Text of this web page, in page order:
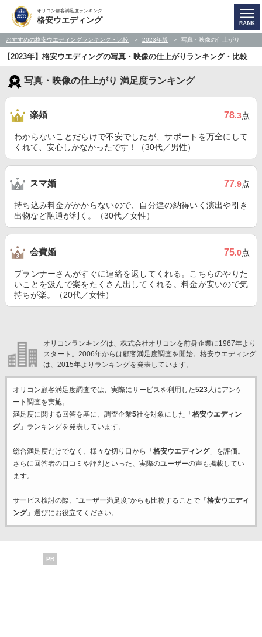
オリコン顧客満足度ランキング
格安ウエディング
おすすめの格安ウエディングランキング・比較 2023年版 写真・映像の仕上がり
【2023年】格安ウエディングの写真・映像の仕上がりランキング・比較
写真・映像の仕上がり 満足度ランキング
楽婚 78.3点
わからないことだらけで不安でしたが、サポートを万全にして
くれて、安心しかなかったです！（30代／男性）
スマ婚 77.9点
持ち込み料金がかからないので、自分達の納得いく演出や引き
出物など融通が利く。（30代／女性）
会費婚 75.0点
プランナーさんがすぐに連絡を返してくれる。こちらのやりた
いことを汲んで案をたくさん出してくれる。料金が安いので気
持ちが楽。（20代／女性）
オリコンランキングは、株式会社オリコンを前身企業に1967年より
スタート。2006年からは顧客満足度調査を開始。格安ウエディング
は、2015年よりランキングを発表しています。
オリコン顧客満足度調査では、実際にサービスを利用した523人にアンケ
ート調査を実施。
満足度に関する回答を基に、調査企業5社を対象にした「 格安ウエディン
グ」ランキングを発表しています。
総合満足度だけでなく、様々な切り口から「 格安ウエディング」を評価。
さらに回答者の口コミや評判といった、実際のユーザーの声も掲載してい
ます。
サービス検討の際、“ユーザー満足度”からも比較することで「 格安ウエディ
ング」選びにお役立てください。
PR